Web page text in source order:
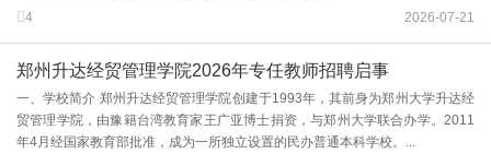
4
2026-07-21
郑州升达经贸管理学院2026年专任教师招聘启事
一、学校简介 郑州升达经贸管理学院创建于1993年，其前身为郑州大学升达经
贸管理学院，由豫籍台湾教育家王广亚博士捐资，与郑州大学联合办学。2011
年4月经国家教育部批准，成为一所独立设置的民办普通本科学校。...